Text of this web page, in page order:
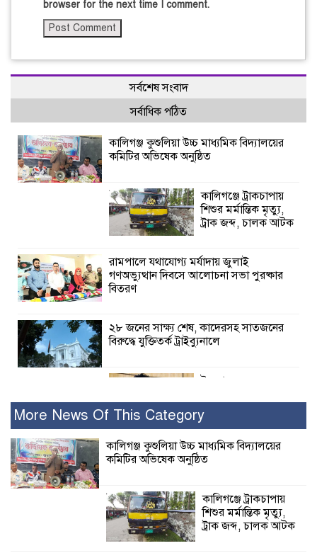
browser for the next time I comment.
সর্বশেষ সংবাদ
সর্বাধিক পঠিত
কালিগঞ্জ কুশুলিয়া উচ্চ মাধ্যমিক বিদ্যালয়ের
কমিটির অভিষেক অনুষ্ঠিত
কালিগঞ্জে ট্রাকচাপায়
শিশুর মর্মান্তিক মৃত্যু,
ট্রাক জব্দ, চালক আটক
রামপালে যথাযোগ্য মর্যাদায় জুলাই
গণঅভ্যুত্থান দিবসে আলোচনা সভা পুরষ্কার
বিতরণ
২৮ জনের সাক্ষ্য শেষ, কাদেরসহ সাতজনের
বিরুদ্ধে যুক্তিতর্ক ট্রাইব্যুনালে
ইসলামের সবচেয়ে
নুর
পাঁচ মাসে সরকারের দোষ দিচ্ছেন, আপনারা
কালিগঞ্জে নিখোঁজ জেলের মরদেহ অবশেষে
মিলল ইছামতী নদীতে
More News Of This Category
কালিগঞ্জ কুশুলিয়া উচ্চ মাধ্যমিক বিদ্যালয়ের
কমিটির অভিষেক অনুষ্ঠিত
কালিগঞ্জে ট্রাকচাপায়
শিশুর মর্মান্তিক মৃত্যু,
ট্রাক জব্দ, চালক আটক